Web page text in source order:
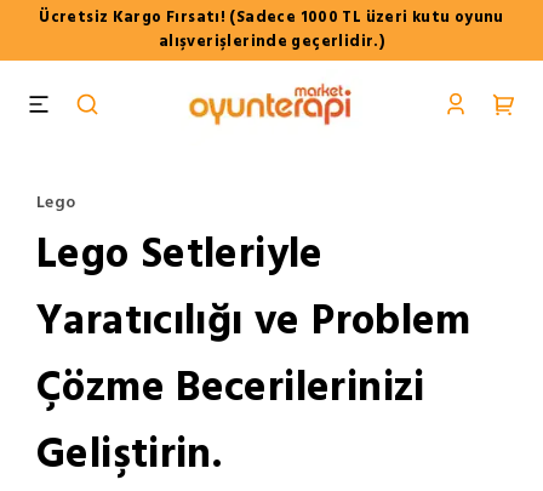
Ücretsiz Kargo Fırsatı! (Sadece 1000 TL üzeri kutu oyunu
alışverişlerinde geçerlidir.)
Lego
Lego Setleriyle
Yaratıcılığı ve Problem
Çözme Becerilerinizi
Geliştirin.